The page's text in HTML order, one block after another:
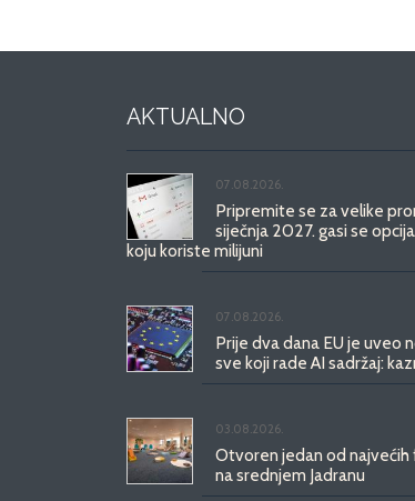
AKTUALNO
07.08.2026.
Pripremite se za velike
siječnja 2027. gasi se
koju koriste milijuni
07.08.2026.
Prije dva dana EU je uveo
sve koji rade AI sadržaj:
03.08.2026.
Otvoren jedan od
na srednjem Jadranu